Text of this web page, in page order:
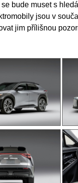
bude muset s
jsou v
jim přílišnou